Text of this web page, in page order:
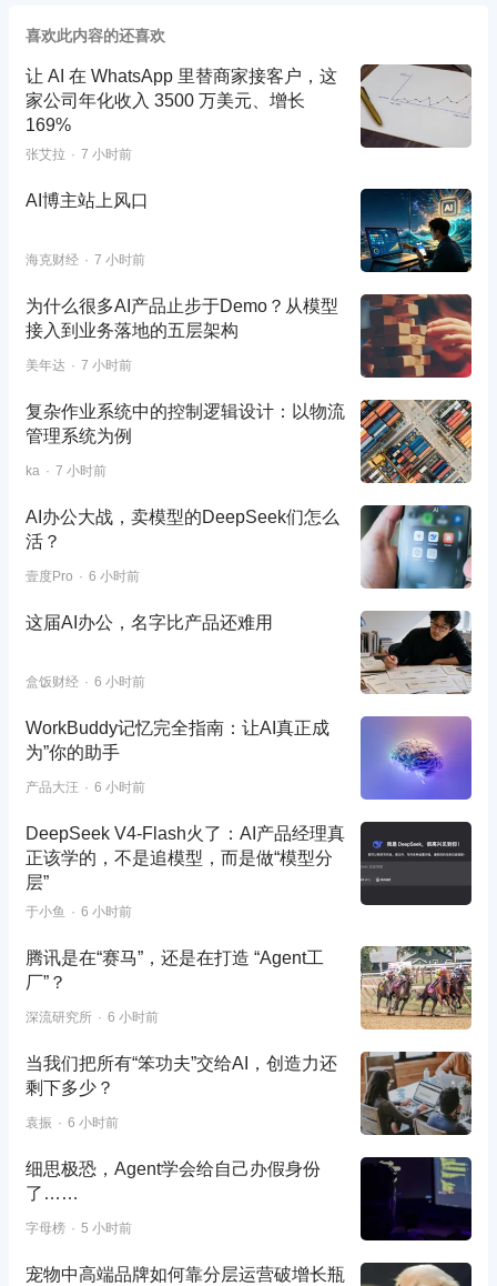
喜欢此内容的还喜欢
让 AI 在 WhatsApp 里替商家接客户，这
家公司年化收入 3500 万美元、增长
169%
张艾拉 7 小时前
AI博主站上风口
海克财经 7 小时前
为什么很多AI产品止步于Demo？从模型
接入到业务落地的五层架构
美年达 7 小时前
复杂作业系统中的控制逻辑设计：以物流
管理系统为例
ka 7 小时前
AI办公大战，卖模型的DeepSeek们怎么
活？
壹度Pro 6 小时前
这届AI办公，名字比产品还难用
盒饭财经 6 小时前
WorkBuddy记忆完全指南：让AI真正成
为”你的助手
产品大汪 6 小时前
DeepSeek V4-Flash火了：AI产品经理真
正该学的，不是追模型，而是做“模型分
层”
于小鱼 6 小时前
腾讯是在“赛马”，还是在打造 “Agent工
厂”？
深流研究所 6 小时前
当我们把所有“笨功夫”交给AI，创造力还
剩下多少？
袁振 6 小时前
细思极恐，Agent学会给自己办假身份
了……
字母榜 5 小时前
宠物中高端品牌如何靠分层运营破增长瓶